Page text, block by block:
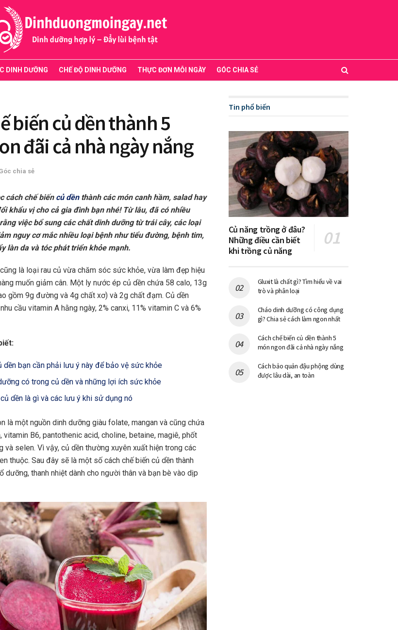
DINH DƯỠNG CHẾ ĐỘ DINH DƯỠNG THỰC ĐƠN MỖI NGÀY GÓC CHIA SẺ
biến củ dền thành 5
đãi cả nhà ngày nắng
chia sẻ
cách chế biến củ dềnthành các món canh hầm, salad hay
khẩu vị cho cả gia đình bạn nhé! Từ lâu, đã có nhiều
việc bổ sung các chất dinh dưỡng từ trái cây, các loại
nguy cơ mắc nhiều loại bệnh như tiểu đường, bệnh tim,
làn da và tóc phát triển khỏe mạnh.
là loại rau củ vừa chăm sóc sức khỏe, vừa làm đẹp hiệu
muốn giảm cân. Một ly nước ép củ dền chứa 58 calo, 13g
gồm 9g đường và 4g chất xơ) và 2g chất đạm. Củ dền
cầu vitamin A hằng ngày, 2% canxi, 11% vitamin C và 6%
dền bạn cần phải lưu ý này để bảo vệ sức khỏe
có trong củ dền và những lợi ích sức khỏe
dền là gì và các lưu ý khi sử dụng nó
là một nguồn dinh dưỡng giàu folate, mangan và cũng chứa
vitamin B6, pantothenic acid, choline, betaine, magiê, phốt
và selen. Vì vậy, củ dền thường xuyên xuất hiện trong các
thuộc. Sau đây sẽ là một số cách chế biến củ dền thành
dưỡng, thanh nhiệt dành cho người thân và bạn bè vào dịp
Tin phổ biến
Củ năng trồng ở đâu?
Những điều cần biết
khi trồng củ năng
Gluxit là chất gì? Tìm hiểu về vai
trò và phân loại
Cháo dinh dưỡng có công dụng
gì? Chia sẻ cách làm ngon nhất
Cách chế biến củ dền thành 5
món ngon đãi cả nhà ngày nắng
Cách bảo quản đậu phộng dùng
được lâu dài, an toàn